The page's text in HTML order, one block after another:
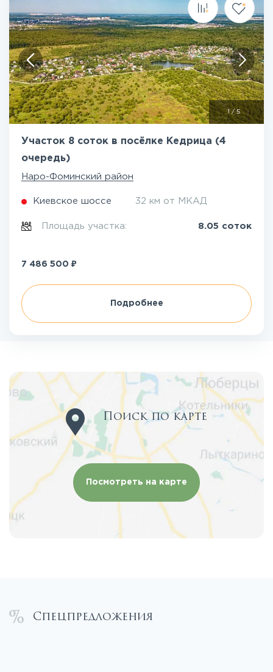
1 / 5
Участок 8 соток в посёлке Кедрица (4
очередь)
Наро-Фоминский район
Киевское шоссе 32 км от МКАД
Площадь участка: 8.05 соток
7 486 500 ₽
Подробнее
Поиск по карте
Посмотреть на карте
Спецпредложения